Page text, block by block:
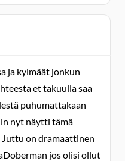
ja kylmäät jonkun
et takuulla saa
puhumattakaan
nyt näytti tämä
Juttu on dramaattinen
jos olisi ollut